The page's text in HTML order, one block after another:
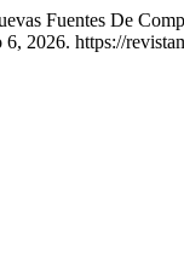
Fuentes De
6, 2026. https://